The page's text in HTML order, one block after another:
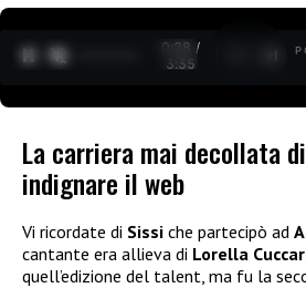
0:30 /
3:35
La carriera mai decollata
indignare il web
Vi ricordate di Sissi che partecipò ad
cantante era allieva di Lorella
quell’edizione del talent, ma fu la